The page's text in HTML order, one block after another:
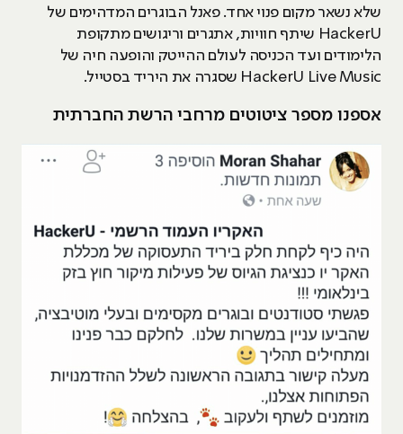
שלא נשאר מקום פנוי אחד. פאנל הבוגרים המדהימים של
HackerU שיתף חוויות, אתגרים וריגושים מתקופת
הלימודים ועד הכניסה לעולם ההייטק והופעה חיה של
HackerU Live Music שסגרה את היריד בסטייל.
אספנו מספר ציטוטים מרחבי הרשת החברתית